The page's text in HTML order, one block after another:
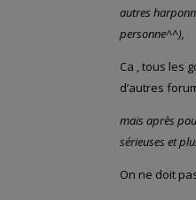
autres
personne^^),
Ca , tous les
d’autres
mais après
sérieuses et
On ne doit